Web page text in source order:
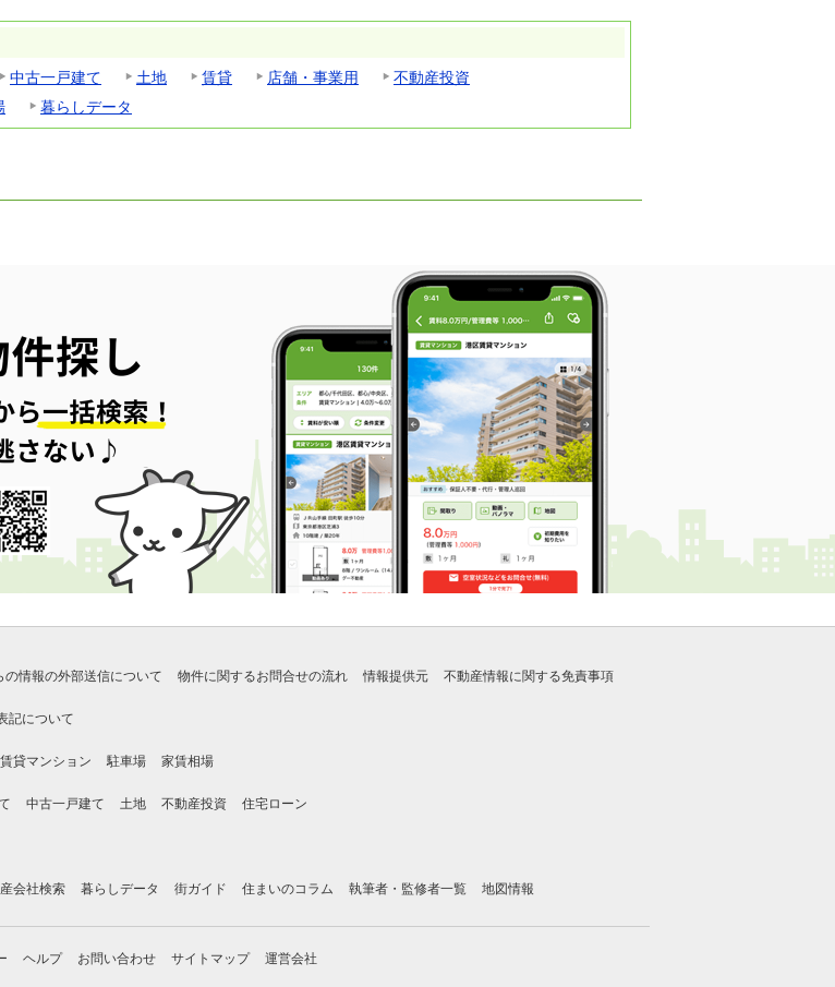
中古一戸建て 土地 賃貸 店舗・事業用
不動産投資
暮らしデータ
情報の外部送信について 物件に関するお問合せの流れ 情報提供元 不動産情報に関する免責事項
記について
賃貸マンション 駐車場 家賃相場
中古一戸建て 土地 不動産投資 住宅ローン
会社検索 暮らしデータ 街ガイド 住まいのコラム 執筆者・監修者一覧 地図情報
ヘルプ お問い合わせ サイトマップ 運営会社